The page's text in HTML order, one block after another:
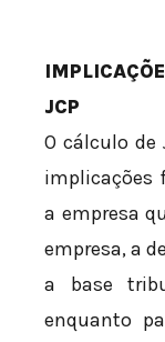
JCP
O cálculo de
implicações
a empresa
empresa, a
a base
enquanto